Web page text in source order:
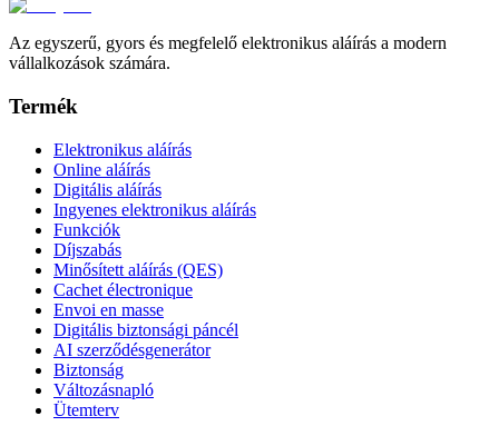
Az egyszerű, gyors és megfelelő elektronikus aláírás a modern
vállalkozások számára.
Termék
Elektronikus aláírás
Online aláírás
Digitális aláírás
Ingyenes elektronikus aláírás
Funkciók
Díjszabás
Minősített aláírás (QES)
Cachet électronique
Envoi en masse
Digitális biztonsági páncél
AI szerződésgenerátor
Biztonság
Változásnapló
Ütemterv